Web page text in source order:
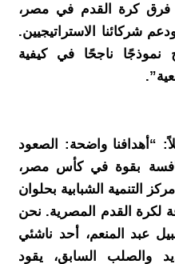
فرق كرة القدم في مصر،
شركائنا الاستراتيجيين.
نموذجًا ناجحًا في كيفية
“أهدافنا واضحة: الصعود
بقوة في كأس مصر،
التنمية الشبابية بحلوان
لكرة القدم المصرية. نحن
عبد المنعم، أحد ناشئي
والصلب السابق، يقود